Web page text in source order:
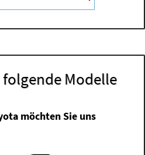
Modelle
möchten Sie uns